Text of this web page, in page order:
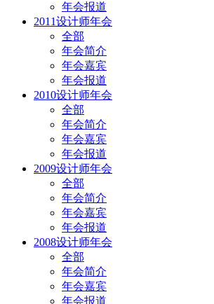
年会报道
2011设计师年会
全部
年会简介
年会嘉宾
年会报道
2010设计师年会
全部
年会简介
年会嘉宾
年会报道
2009设计师年会
全部
年会简介
年会嘉宾
年会报道
2008设计师年会
全部
年会简介
年会嘉宾
年会报道